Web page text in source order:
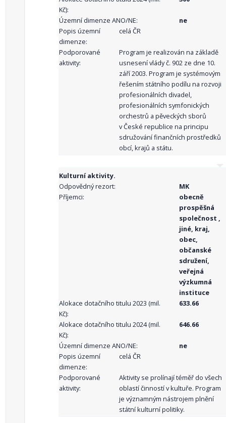
Kč):
Územní dimenze ANO/NE:
ne
Popis územní
dimenze:
celá ČR
Podporované
aktivity:
Program je realizován na základě
usnesení vlády č. 902 ze dne 10.
září 2003. Program je systémovým
řešením státního podílu na rozvoji
profesionálních divadel,
profesionálních symfonických
orchestrů a pěveckých sborů
v České republice na principu
sdružování finančních prostředků
obcí, krajů a státu.
Kulturní aktivity.
Odpovědný rezort:
MK
Příjemci:
obecně
prospěšná
společnost ,
jiné, kraj,
obec,
občanské
sdružení,
veřejná
výzkumná
instituce
Alokace dotačního titulu 2023 (mil.
Kč):
633.66
Alokace dotačního titulu 2024 (mil.
Kč):
646.66
Územní dimenze ANO/NE:
ne
Popis územní
dimenze:
celá ČR
Podporované
aktivity:
Aktivity se prolínají téměř do všech
oblastí činností v kultuře. Program
je významným nástrojem plnění
státní kulturní politiky.